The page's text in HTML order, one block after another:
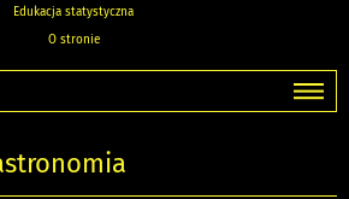
Edukacja statystyczna
O stronie